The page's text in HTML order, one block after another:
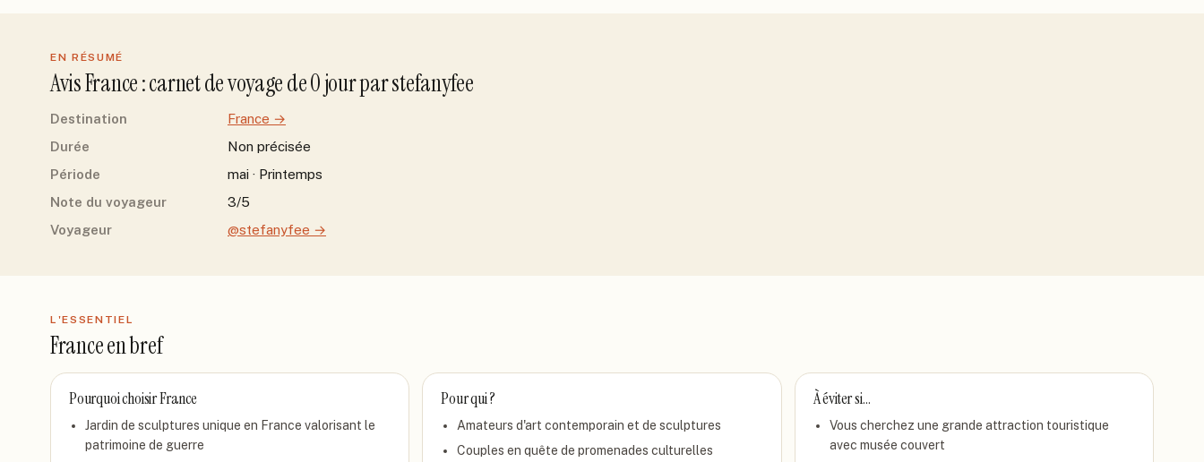
EN RÉSUMÉ
AvisFrance: carnet de voyage de0jourparstefanyfee
Destination France →
Durée
Non précisée
Période
mai · Printemps
Note du voyageur
3/5
Voyageur
@stefanyfee →
L'ESSENTIEL
Franceen bref
Pourquoi choisirFrance
Jardin de sculptures unique en France valorisant le
patrimoine de guerre
Pour qui ?
Amateurs d'art contemporain et de sculptures
Couples en quête de promenades culturelles
À éviter si…
Vous cherchez une grande attraction touristique
avec musée couvert